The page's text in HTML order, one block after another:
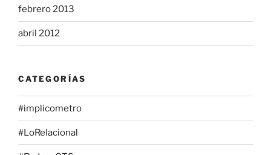
febrero 2013
abril 2012
CATEGORÍAS
#implicometro
#LoRelacional